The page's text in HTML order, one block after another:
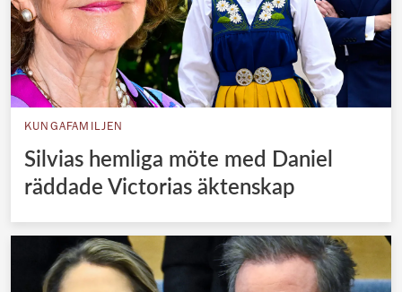
KUNGAFAMILJEN
Silvias hemliga möte med Daniel
räddade Victorias äktenskap